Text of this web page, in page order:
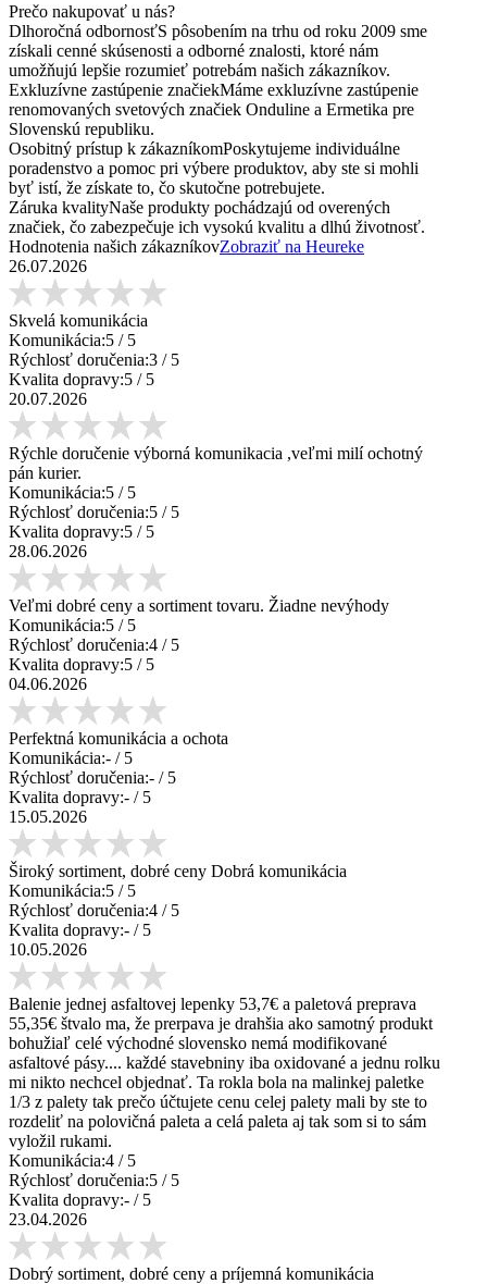
Prečo nakupovať u nás?
Dlhoročná odbornosťS pôsobením na trhu od roku 2009 sme
získali cenné skúsenosti a odborné znalosti, ktoré nám
umožňujú lepšie rozumieť potrebám našich zákazníkov.
Exkluzívne zastúpenie značiekMáme exkluzívne zastúpenie
renomovaných svetových značiek Onduline a Ermetika pre
Slovenskú republiku.
Osobitný prístup k zákazníkomPoskytujeme individuálne
poradenstvo a pomoc pri výbere produktov, aby ste si mohli
byť istí, že získate to, čo skutočne potrebujete.
Záruka kvalityNaše produkty pochádzajú od overených
značiek, čo zabezpečuje ich vysokú kvalitu a dlhú životnosť.
Hodnotenia našich zákazníkovZobraziť na Heureke
26.07.2026
Skvelá komunikácia
Komunikácia:5 / 5
Rýchlosť doručenia:3 / 5
Kvalita dopravy:5 / 5
20.07.2026
Rýchle doručenie výborná komunikacia ,veľmi milí ochotný
pán kurier.
Komunikácia:5 / 5
Rýchlosť doručenia:5 / 5
Kvalita dopravy:5 / 5
28.06.2026
Veľmi dobré ceny a sortiment tovaru. Žiadne nevýhody
Komunikácia:5 / 5
Rýchlosť doručenia:4 / 5
Kvalita dopravy:5 / 5
04.06.2026
Perfektná komunikácia a ochota
Komunikácia:- / 5
Rýchlosť doručenia:- / 5
Kvalita dopravy:- / 5
15.05.2026
Široký sortiment, dobré ceny Dobrá komunikácia
Komunikácia:5 / 5
Rýchlosť doručenia:4 / 5
Kvalita dopravy:- / 5
10.05.2026
Balenie jednej asfaltovej lepenky 53,7€ a paletová preprava
55,35€ štvalo ma, že prerpava je drahšia ako samotný produkt
bohužiaľ celé východné slovensko nemá modifikované
asfaltové pásy.... každé stavebniny iba oxidované a jednu rolku
mi nikto nechcel objednať. Ta rokla bola na malinkej paletke
1/3 z palety tak prečo účtujete cenu celej palety mali by ste to
rozdeliť na polovičná paleta a celá paleta aj tak som si to sám
vyložil rukami.
Komunikácia:4 / 5
Rýchlosť doručenia:5 / 5
Kvalita dopravy:- / 5
23.04.2026
Dobrý sortiment, dobré ceny a príjemná komunikácia